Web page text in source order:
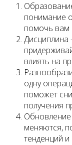
понимание
помочь вам
Дисциплина
влиять на
одну
поможет
получения
меняются,
тенденций и